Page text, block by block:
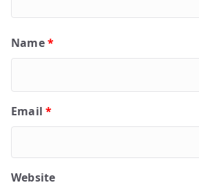
Name*
Email*
Website